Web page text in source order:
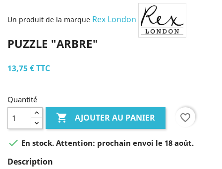
Un produit de la marque Rex London
PUZZLE "ARBRE"
13,75 €TTC
Quantité
 AJOUTER AU PANIER favorite_border
 En stock. Attention: prochain envoi le 18 août.
Description